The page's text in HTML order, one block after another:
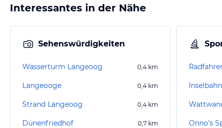
Interessantes in der Nähe
Sehenswürdigkeiten
Wasserturm Langeoog 0,4 km
Langeooge 0,4 km
Strand Langeoog 0,4 km
Dünenfriedhof 0,7 km
Inselbahn
Onno's